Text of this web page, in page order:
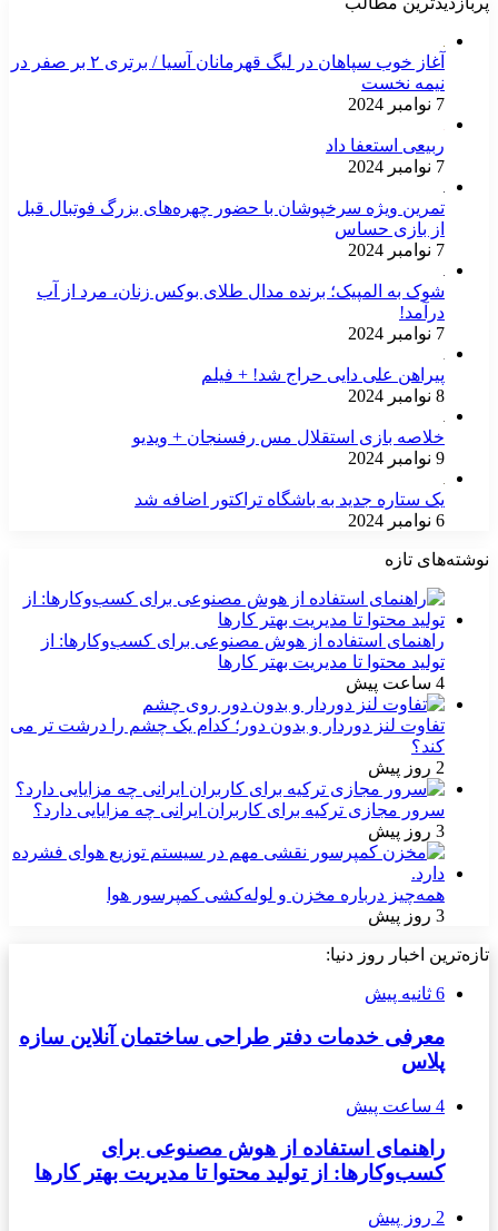
آغاز خوب سپاهان در لیگ قهرمانان آسیا / برتری ۲ بر صفر در
نیمه نخست
7 نوامبر 2024
ربیعی استعفا داد
7 نوامبر 2024
تمرین ویژه سرخپوشان با حضور چهره‌های بزرگ فوتبال قبل
از بازی حساس
7 نوامبر 2024
شوک به المپیک؛ برنده مدال طلای بوکس زنان، مرد از آب
درآمد!
7 نوامبر 2024
پیراهن علی دایی حراج شد! + فیلم
8 نوامبر 2024
خلاصه بازی استقلال مس رفسنجان + ویدیو
9 نوامبر 2024
یک ستاره جدید به باشگاه تراکتور اضافه شد
6 نوامبر 2024
نوشته‌های تازه
راهنمای استفاده از هوش مصنوعی برای کسب‌وکارها: از
تولید محتوا تا مدیریت بهتر کارها
4 ساعت پیش
تفاوت لنز دوردار و بدون دور؛ کدام یک چشم را درشت تر می
کند؟
2 روز پیش
سرور مجازی ترکیه برای کاربران ایرانی چه مزایایی دارد؟
3 روز پیش
همه‌چیز درباره مخزن و لوله‌کشی کمپرسور هوا
3 روز پیش
تازه‌ترین اخبار روز دنیا:
6 ثانیه پیش
معرفی خدمات دفتر طراحی ساختمان آنلاین سازه
پلاس
4 ساعت پیش
راهنمای استفاده از هوش مصنوعی برای
کسب‌وکارها: از تولید محتوا تا مدیریت بهتر کارها
2 روز پیش